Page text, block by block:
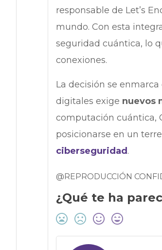
responsable de Let’s
mundo. Con esta
seguridad cuántica, lo
conexiones.
La decisión se
digitales exige nuevos
computación cuántica,
posicionarse en un
ciberseguridad .
@REPRODUCCIÓN
¿Qué te ha